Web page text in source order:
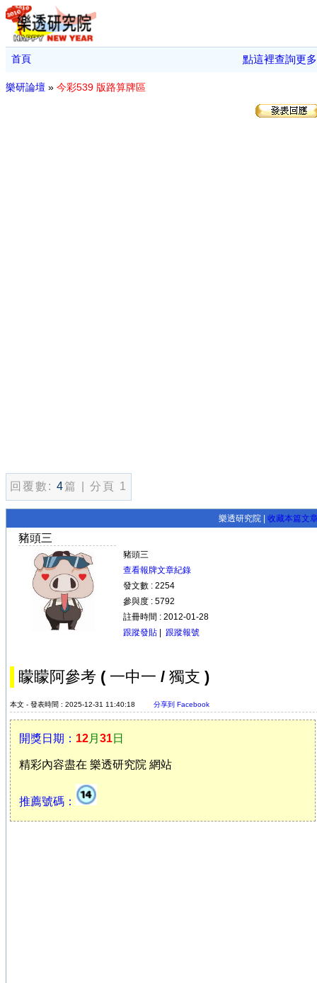
首頁 點這裡查詢更多
樂研論壇 » 今彩539 版路算牌區
回覆數: 4篇 | 分頁 1
樂透研究院 | 收藏本篇文
豬頭三
豬頭三
查看報牌文章紀錄
發文數 : 2254
參與度 : 5792
註冊時間 : 2012-01-28
跟蹤發貼
跟蹤報號
矇矇阿參考 ( 一中一 / 獨支 )
本文 - 發表時間 : 2025-12-31 11:40:18 分享到 Facebook
開獎日期： 12月 31日
精彩內容盡在 樂透研究院 網站
推薦號碼：